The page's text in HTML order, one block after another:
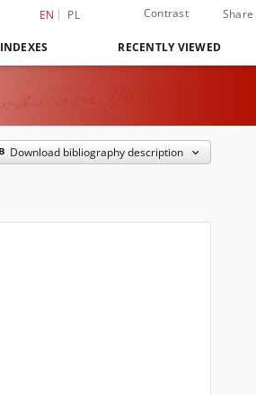
EN PL Contrast Share
INDEXES RECENTLY VIEWED
Download bibliography description